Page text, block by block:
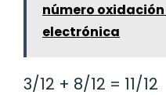
número
electrónica
3/12 + 8/12 = 11/12